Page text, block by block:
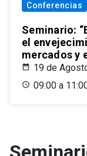
Conferencias
Seminario:
el
mercados y
19 de
09:00 a